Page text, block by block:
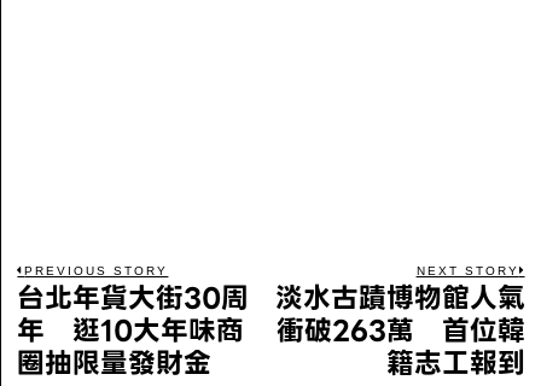
PREVIOUS STORY
台北年貨大街30周
年 逛10大年味商
圈抽限量發財金
NEXT STORY
淡水古蹟博物館人氣
衝破263萬 首位韓
籍志工報到